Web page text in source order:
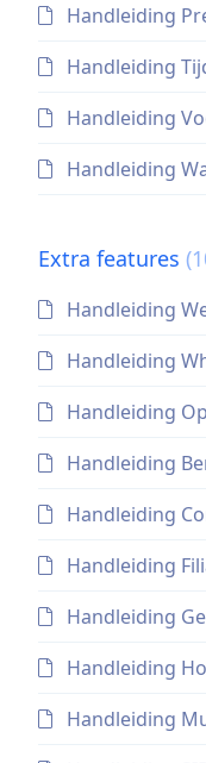
Handleiding
Handleiding
Handleiding
Handleiding
Extra features
Handleiding
Handleiding
Handleiding
Handleiding
Handleiding
Handleiding
Handleiding
Handleiding
Handleiding